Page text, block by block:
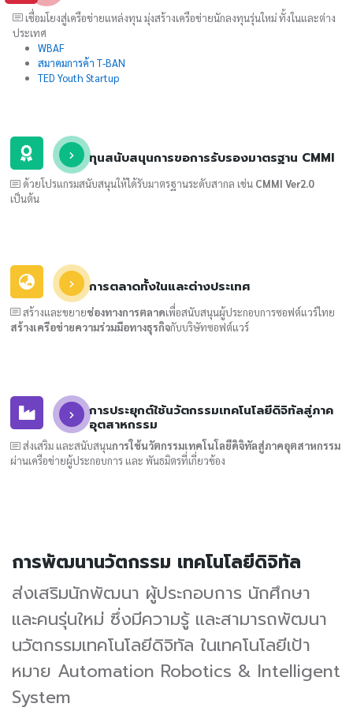
เชื่อมโยงสู่เครือข่ายแหล่งทุน มุ่งสร้างเครือข่ายนักลงทุนรุ่นใหม่ ทั้งในและต่าง
ประเทศ
WBAF
สมาคมการค้า T-BAN
TED Youth Startup
ทุนสนับสนุนการขอการรับรองมาตรฐาน CMMI
ด้วยโปรแกรมสนับสนุนให้ได้รับมาตรฐานระดับสากล เช่น CMMI Ver2.0
เป็นต้น
การตลาดทั้งในและต่างประเทศ
สร้างและขยายช่องทางการตลาดเพื่อสนับสนุนผู้ประกอบการซอฟต์แวร์ไทย
สร้างเครือข่ายความร่วมมือทางธุรกิจกับบริษัทซอฟต์แวร์
การประยุกต์ใช้นวัตกรรมเทคโนโลยีดิจิทัลสู่ภาค
อุตสาหกรรม
ส่งเสริม และสนับสนุนการใช้นวัตกรรมเทคโนโลยีดิจิทัลสู่ภาคอุตสาหกรรม
ผ่านเครือข่ายผู้ประกอบการ และ พันธมิตรที่เกี่ยวข้อง
การพัฒนานวัตกรรม เทคโนโลยีดิจิทัล
ส่งเสริมนักพัฒนา ผู้ประกอบการ นักศึกษา
และคนรุ่นใหม่ ซึ่งมีความรู้ และสามารถพัฒนา
นวัตกรรมเทคโนโลยีดิจิทัล ในเทคโนโลยีเป้า
หมาย Automation Robotics & Intelligent
System